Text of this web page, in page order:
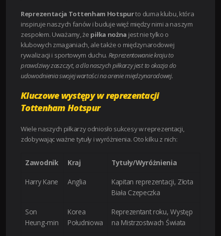
Reprezentacja Tottenham Hotspurto duma klubu, która
inspiruje naszych fanów i buduje więź między nimi a naszym
zespołem. Uważamy, że piłka nożna jest nie tylko o
klubowych zmaganiach, ale także o międzynarodowej
rywalizacji i sportowym duchu. Reprezentowanie kraju to
prawdziwy zaszczyt, a dla naszych piłkarzy jest to okazja do
udowodnienia swojej wartości na arenie międzynarodowej.
Kluczowe występy w reprezentacji
Tottenham Hotspur
Wiele naszych piłkarzy odniosło sukcesy w reprezentacji,
zdobywając ważne tytuły i wyróżnienia. Oto kilku z nich:
Zawodnik Kraj Tytuły/Wyróżnienia
Harry Kane Anglia
Kapitan reprezentacji, Złota
Biała Czepeczka
Son
Heung-min
Korea
Południowa
Reprezentant roku, Występ
na Mistrzostwach Świata